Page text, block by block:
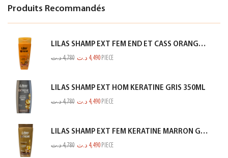
Produits Recommandés
LILAS SHAMP EXT FEM END ET CASS ORANGE 350ML
4,780د.ت 4,490 د.ت PIECE
LILAS SHAMP EXT HOM KERATINE GRIS 350ML
4,780د.ت 4,490 د.ت PIECE
LILAS SHAMP EXT FEM KERATINE MARRON GOLD 350ML
4,780د.ت 4,490 د.ت PIECE